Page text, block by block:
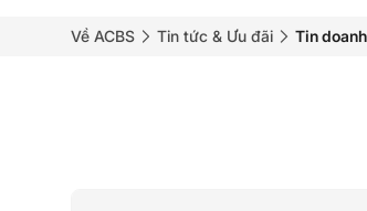
Về ACBS Tin tức & Ưu đãi Tin